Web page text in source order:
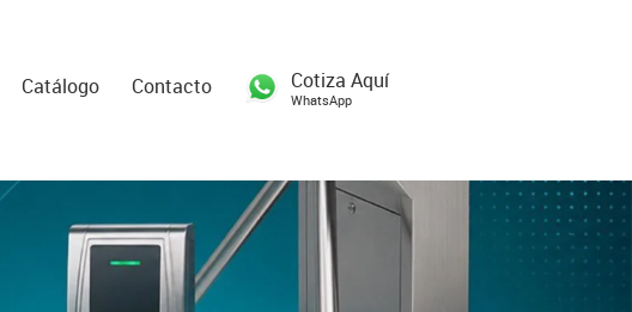
Catálogo Contacto Cotiza Aquí
WhatsApp